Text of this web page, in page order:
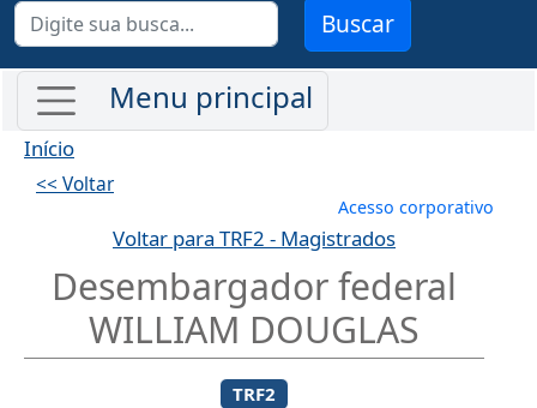
Buscar
Início
<< Voltar
Menu de
Acesso corporativo
Voltar para TRF2 - Magistrados
Desembargador federal
WILLIAM DOUGLAS
TRF2